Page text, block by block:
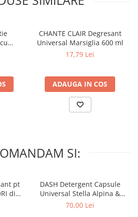
ml
CHANTE CLAIR Degresant
Universal Marsiglia 600 ml
17,79 Lei
ADAUGA IN COS
SI:
pt
di
DASH Detergent Capsule
Universal Stella Alpina &
Muschino Bianco 60 buc
70,00 Lei